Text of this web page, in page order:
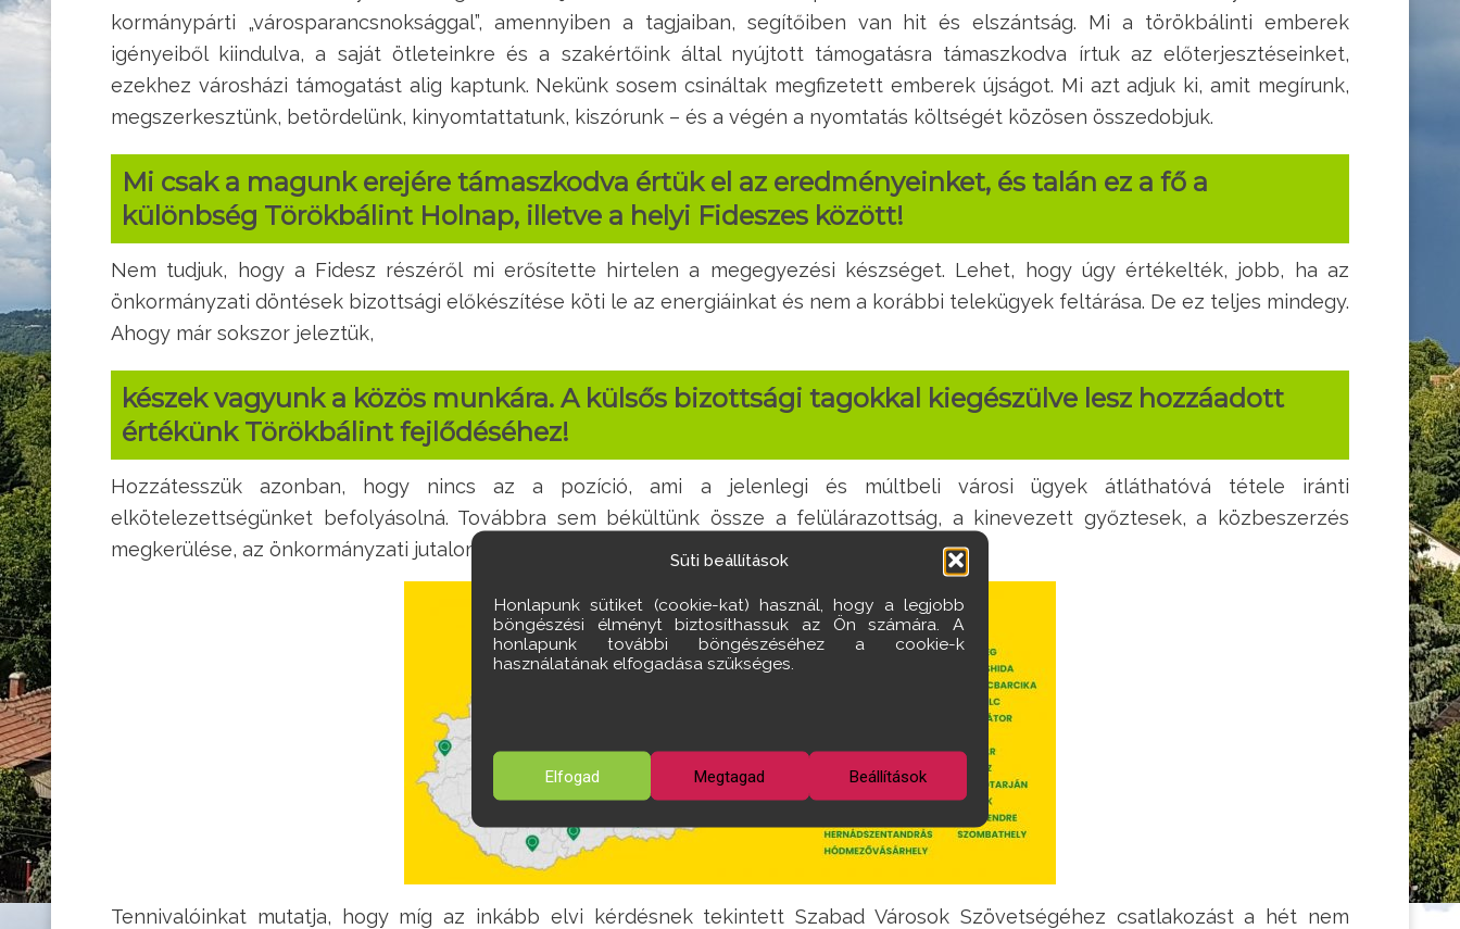
Süti beállítások
Honlapunk sütiket (cookie-kat) használ, hogy a legjobb
böngészési élményt biztosíthassuk az Ön számára. A
honlapunk további böngészéséhez a cookie-k
használatának elfogadása szükséges.
Elfogad Megtagad Beállítások
kormánypárti „városparancsnoksággal”, amennyiben a tagjaiban, segítőiben van hit és elszántság. Mi a törökbálinti emberek
igényeiből kiindulva, a saját ötleteinkre és a szakértőink által nyújtott támogatásra támaszkodva írtuk az előterjesztéseinket,
ezekhez városházi támogatást alig kaptunk. Nekünk sosem csináltak megfizetett emberek újságot. Mi azt adjuk ki, amit megírunk,
megszerkesztünk, betördelünk, kinyomtattatunk, kiszórunk – és a végén a nyomtatás költségét közösen összedobjuk.
Mi csak a magunk erejére támaszkodva értük el az eredményeinket, és talán ez a fő a
különbség Törökbálint Holnap, illetve a helyi Fideszes között!
Nem tudjuk, hogy a Fidesz részéről mi erősítette hirtelen a megegyezési készséget. Lehet, hogy úgy értékelték, jobb, ha az
önkormányzati döntések bizottsági előkészítése köti le az energiáinkat és nem a korábbi telekügyek feltárása. De ez teljes mindegy.
Ahogy már sokszor jeleztük,
készek vagyunk a közös munkára. A külsős bizottsági tagokkal kiegészülve lesz hozzáadott
értékünk Törökbálint fejlődéséhez!
Hozzátesszük azonban, hogy nincs az a pozíció, ami a jelenlegi és múltbeli városi ügyek átláthatóvá tétele iránti
elkötelezettségünket befolyásolná. Továbbra sem békültünk össze a felülárazottság, a kinevezett győztesek, a közbeszerzés
megkerülése, az önkormányzati jutalomtelek és az eltűnő százéves sportklub világával.
Tennivalóinkat mutatja, hogy míg az inkább elvi kérdésnek tekintett Szabad Városok Szövetségéhez csatlakozást a hét nem